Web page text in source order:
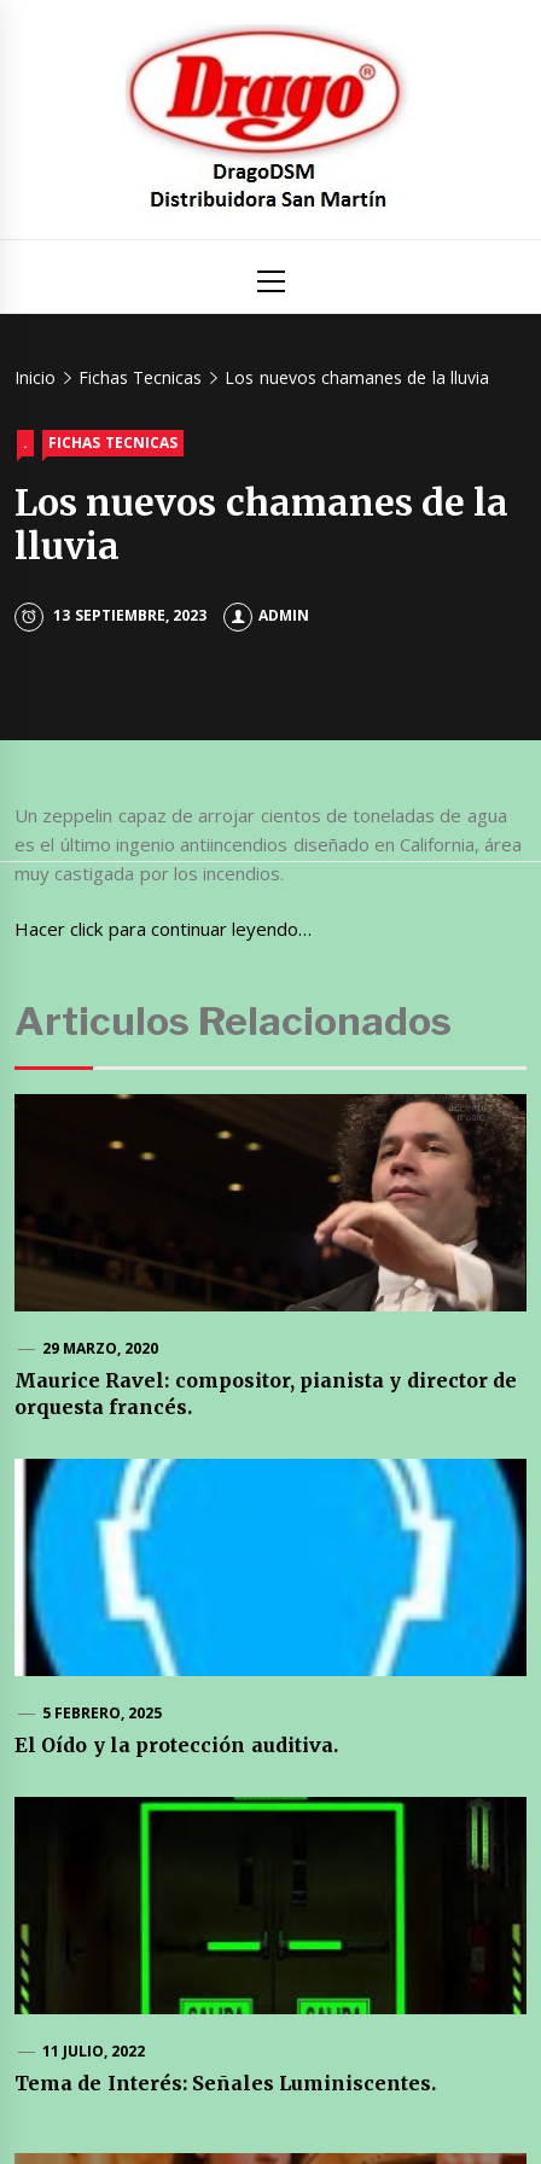
San
principal
Inicio Fichas Tecnicas Los nuevos chamanes de la lluvia
. FICHAS TECNICAS
Los nuevos chamanes de la
lluvia
13 SEPTIEMBRE, 2023 ADMIN
Un zeppelin capaz de arrojar cientos de toneladas de agua
es el último ingenio antiincendios diseñado en California, área
muy castigada por los incendios.
Hacer click para continuar leyendo…
Articulos Relacionados
29 MARZO, 2020
Maurice Ravel: compositor, pianista y director de
orquesta francés.
5 FEBRERO, 2025
El Oído y la protección auditiva.
11 JULIO, 2022
Tema de Interés: Señales Luminiscentes.
Navegación